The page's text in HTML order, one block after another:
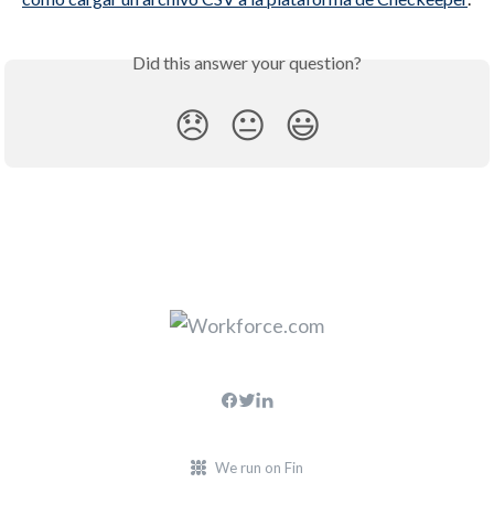
Did this answer your question?
😞 😐 😃
We run on Fin